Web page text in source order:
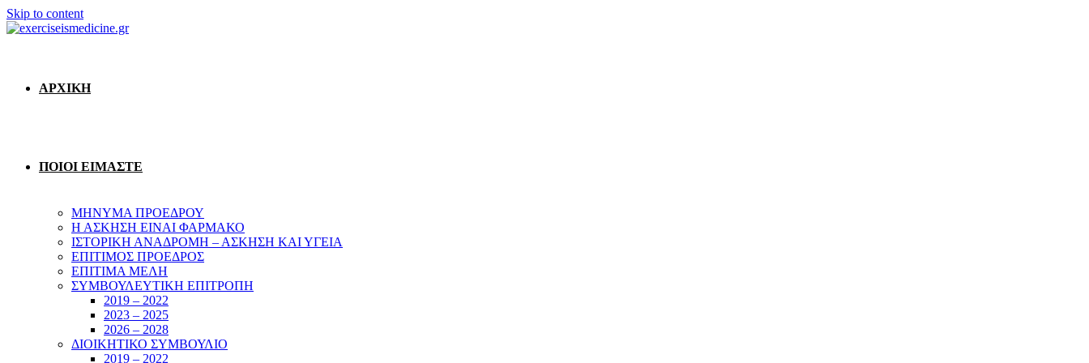
Skip to content
ΑΡΧΙΚΗ
ΠΟΙΟΙ ΕΙΜΑΣΤΕ
ΜΗΝΥΜΑ ΠΡΟΕΔΡΟΥ
Η ΑΣΚΗΣΗ ΕΙΝΑΙ ΦΑΡΜΑΚΟ
ΙΣΤΟΡΙΚΗ ΑΝΑΔΡΟΜΗ – ΑΣΚΗΣΗ ΚΑΙ ΥΓΕΙΑ
ΕΠΙΤΙΜΟΣ ΠΡΟΕΔΡΟΣ
ΕΠΙΤΙΜΑ ΜΕΛΗ
ΣΥΜΒΟΥΛΕΥΤΙΚΗ ΕΠΙΤΡΟΠΗ
2019 – 2022
2023 – 2025
2026 – 2028
ΔΙΟΙΚΗΤΙΚΟ ΣΥΜΒΟΥΛΙΟ
2019 – 2022